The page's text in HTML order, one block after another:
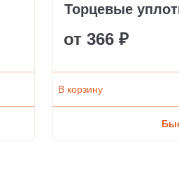
Торцевые
от 366 ₽
В корзину